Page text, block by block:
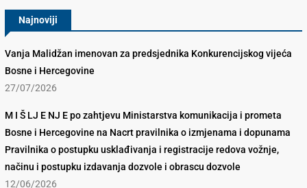
Najnoviji
Vanja Malidžan imenovan za predsjednika Konkurencijskog vijeća
Bosne i Hercegovine
27/07/2026
M I Š LJ E NJ E po zahtjevu Ministarstva komunikacija i prometa
Bosne i Hercegovine na Nacrt pravilnika o izmjenama i dopunama
Pravilnika o postupku usklađivanja i registracije redova vožnje,
načinu i postupku izdavanja dozvole i obrascu dozvole
12/06/2026